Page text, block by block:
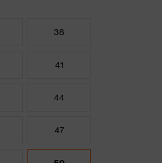
38
41
44
47